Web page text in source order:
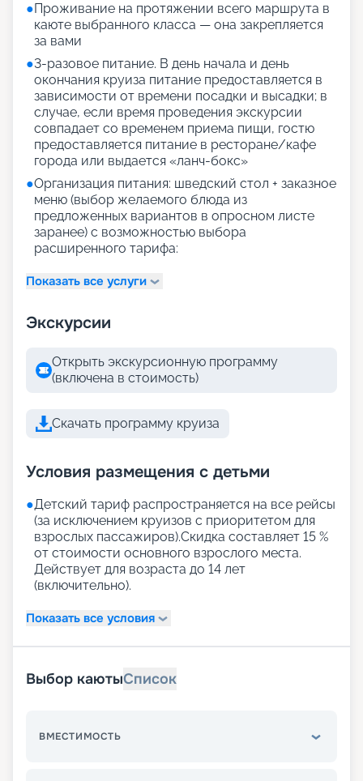
●Проживание на протяжении всего маршрута в
каюте выбранного класса — она закрепляется
за вами
●3-разовое питание. В день начала и день
окончания круиза питание предоставляется в
зависимости от времени посадки и высадки; в
случае, если время проведения экскурсии
совпадает со временем приема пищи, гостю
предоставляется питание в ресторане/кафе
города или выдается «ланч-бокс»
●Организация питания: шведский стол + заказное
меню (выбор желаемого блюда из
предложенных вариантов в опросном листе
заранее) с возможностью выбора
расширенного тарифа:
Показать все услуги
Экскурсии
Открыть экскурсионную программу
(включена в стоимость)
Скачать программу круиза
Условия размещения с детьми
●Детский тариф распространяется на все рейсы
(за исключением круизов с приоритетом для
взрослых пассажиров).Скидка составляет 15 %
от стоимости основного взрослого места.
Действует для возраста до 14 лет
(включительно).
Показать все условия
Выбор каютыСписок
ВМЕСТИМОСТЬ